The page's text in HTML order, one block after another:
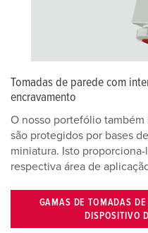
Tomadas de parede com
encravamento
O nosso portefólio
são protegidos por bases
miniatura. Isto
respectiva área de
GAMAS DE TOMADAS DE
DISPOSITIVO